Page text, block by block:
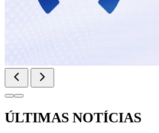
ÚLTIMAS NOTÍCIAS